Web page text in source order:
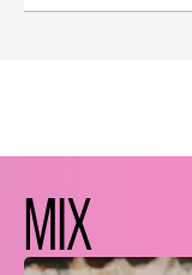
MIX